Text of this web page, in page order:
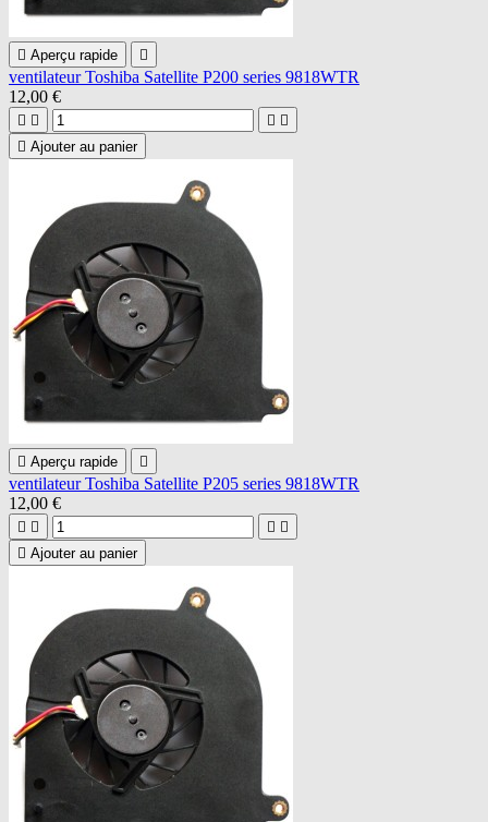
 Aperçu rapide 
ventilateur Toshiba Satellite P200 series 9818WTR
12,00 €
   
 Ajouter au panier
 Aperçu rapide 
ventilateur Toshiba Satellite P205 series 9818WTR
12,00 €
   
 Ajouter au panier